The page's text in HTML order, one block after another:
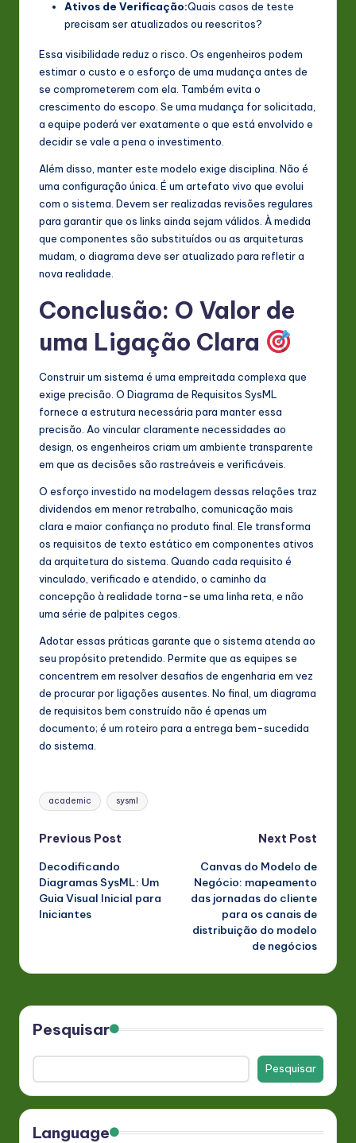
Ativos de Verificação:Quais casos de teste
precisam ser atualizados ou reescritos?
Essa visibilidade reduz o risco. Os engenheiros podem
estimar o custo e o esforço de uma mudança antes de
se comprometerem com ela. Também evita o
crescimento do escopo. Se uma mudança for solicitada,
a equipe poderá ver exatamente o que está envolvido e
decidir se vale a pena o investimento.
Além disso, manter este modelo exige disciplina. Não é
uma configuração única. É um artefato vivo que evolui
com o sistema. Devem ser realizadas revisões regulares
para garantir que os links ainda sejam válidos. À medida
que componentes são substituídos ou as arquiteturas
mudam, o diagrama deve ser atualizado para refletir a
nova realidade.
Conclusão: O Valor de
uma Ligação Clara
Construir um sistema é uma empreitada complexa que
exige precisão. O Diagrama de Requisitos SysML
fornece a estrutura necessária para manter essa
precisão. Ao vincular claramente necessidades ao
design, os engenheiros criam um ambiente transparente
em que as decisões são rastreáveis e verificáveis.
O esforço investido na modelagem dessas relações traz
dividendos em menor retrabalho, comunicação mais
clara e maior confiança no produto final. Ele transforma
os requisitos de texto estático em componentes ativos
da arquitetura do sistema. Quando cada requisito é
vinculado, verificado e atendido, o caminho da
concepção à realidade torna-se uma linha reta, e não
uma série de palpites cegos.
Adotar essas práticas garante que o sistema atenda ao
seu propósito pretendido. Permite que as equipes se
concentrem em resolver desafios de engenharia em vez
de procurar por ligações ausentes. No final, um diagrama
de requisitos bem construído não é apenas um
documento; é um roteiro para a entrega bem-sucedida
do sistema.
Tags:
academic sysml
Post
navigation
Previous Post
Decodificando
Diagramas SysML: Um
Guia Visual Inicial para
Iniciantes
Next Post
Canvas do Modelo de
Negócio: mapeamento
das jornadas do cliente
para os canais de
distribuição do modelo
de negócios
Pesquisar
Pesquisar
Language